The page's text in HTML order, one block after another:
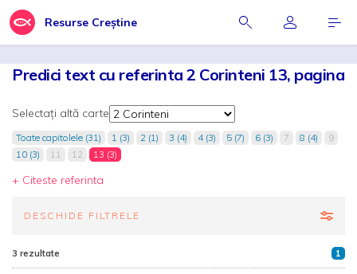
Resurse Creștine
Predici text cu referinta 2 Corinteni 13, pagina
Selectați altă carte
Toate capitolele (31) 1 (3) 2 (1) 3 (4) 4 (3) 5 (7) 6 (3) 7 8 (4)
9
10 (3)
11 12 13 (3)
+ Citeste referinta
DESCHIDE FILTRELE
3 rezultate 1